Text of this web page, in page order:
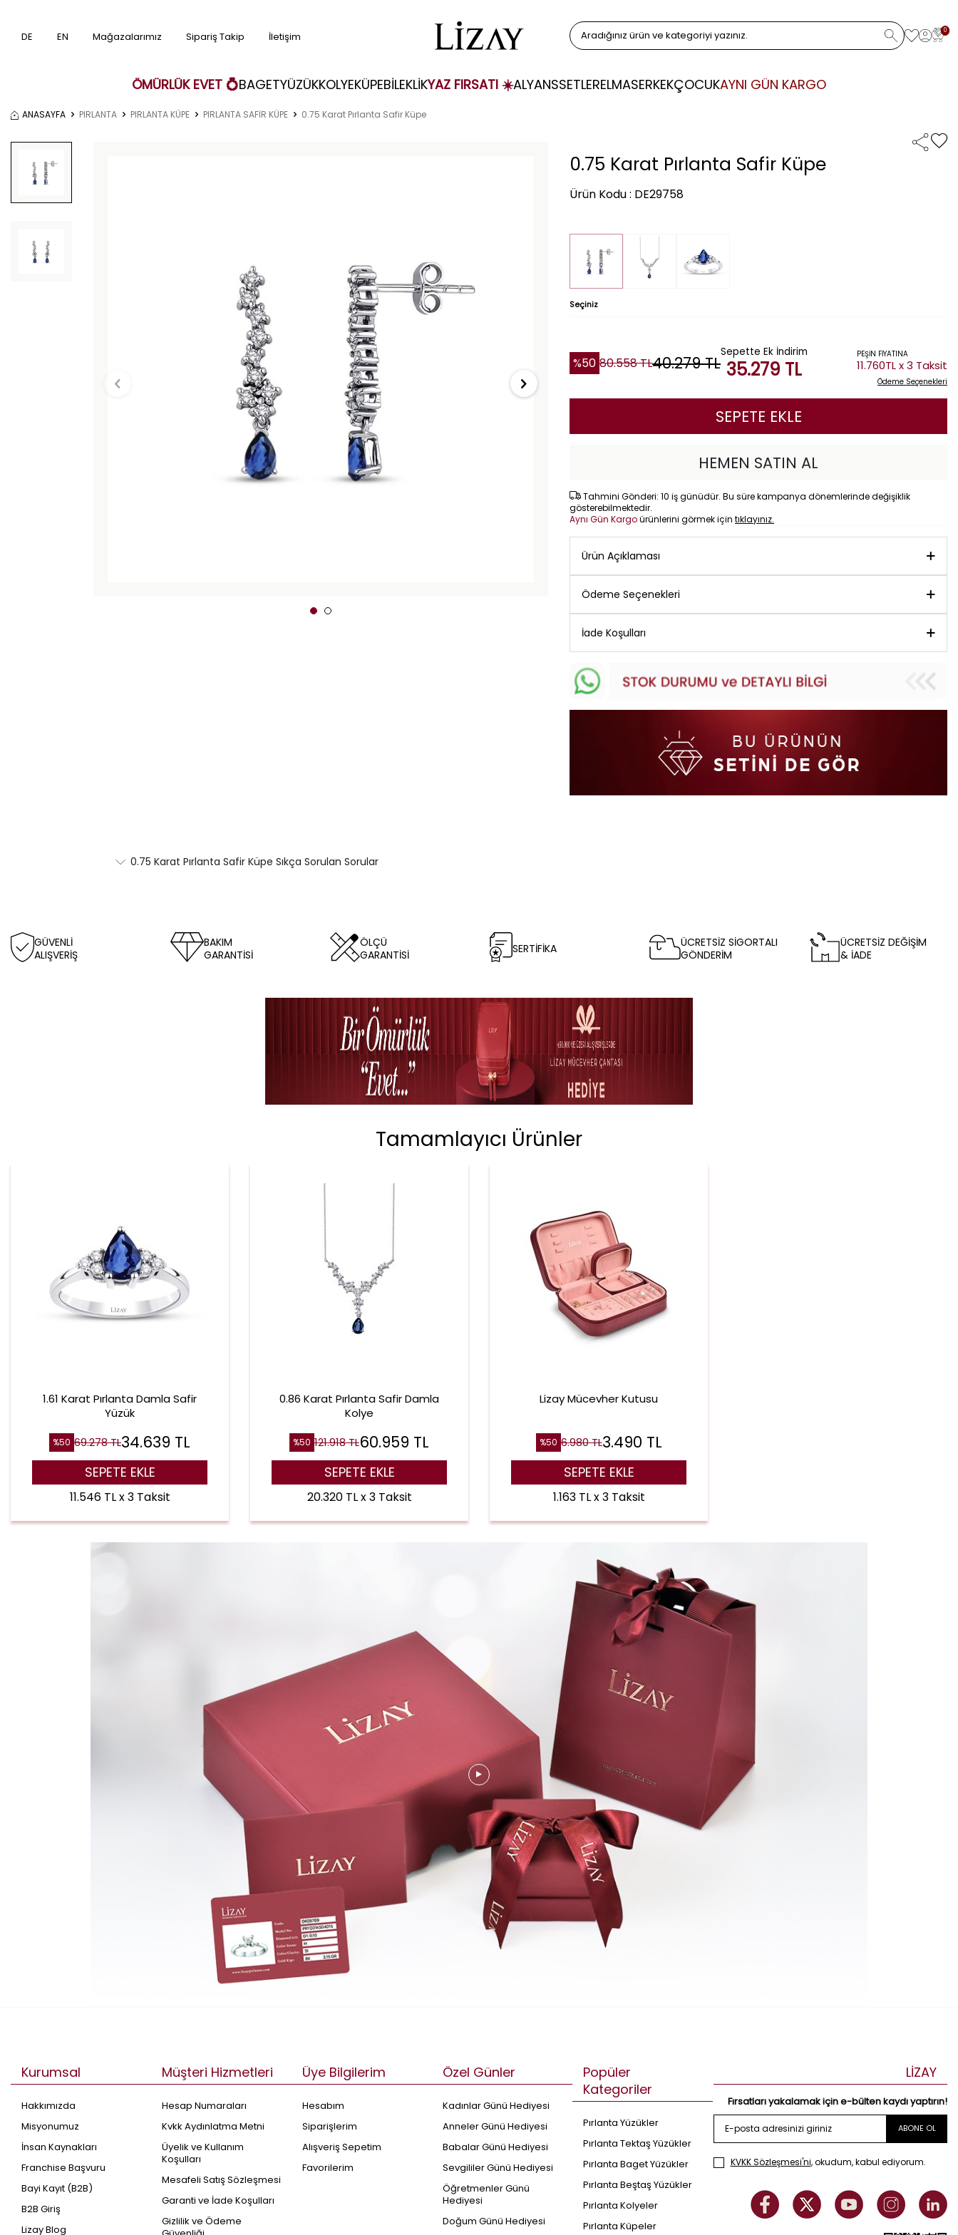
DE EN Mağazalarımız Sipariş Takip İletişim 0
ÖMÜRLÜK EVET 💍BAGETYÜZÜKKOLYEKÜPEBİLEKLİKYAZ FIRSATI ☀️ALYANSSETLERELMASERKEKÇOCUKAYNI GÜN KARGO
ANASAYFA PIRLANTA PIRLANTA KÜPE PIRLANTA SAFİR KÜPE 0.75 Karat Pırlanta Safir Küpe
0.75 Karat Pırlanta Safir Küpe
Ürün Kodu : DE29758
Seçiniz
%50 80.558TL40.279TL
Sepette Ek İndirim
35.279 TL
PEŞİN FİYATINA
11.760TL x 3 Taksit
Ödeme Seçenekleri
SEPETE EKLE
HEMEN SATIN AL
Tahmini Gönderi: 10 iş günüdür. Bu süre kampanya dönemlerinde değişiklik
gösterebilmektedir.
Aynı Gün Kargoürünlerini görmek için tıklayınız.
Ürün Açıklaması
Ödeme Seçenekleri
İade Koşulları
0.75 Karat Pırlanta Safir Küpe Sıkça Sorulan Sorular
GÜVENLİ
ALIŞVERİŞ
BAKIM
GARANTİSİ
ÖLÇÜ
GARANTİSİ
SERTİFİKA
ÜCRETSİZ SİGORTALI
GÖNDERİM
ÜCRETSİZ DEĞİŞİM
& İADE
Tamamlayıcı Ürünler
1.61 Karat Pırlanta Damla Safir
Yüzük
%50 69.278TL34.639 TL
SEPETE EKLE
11.546 TL x 3 Taksit
0.86 Karat Pırlanta Safir Damla
Kolye
%50 121.918TL60.959 TL
SEPETE EKLE
20.320 TL x 3 Taksit
Lizay Mücevher Kutusu
%50 6.980TL3.490 TL
SEPETE EKLE
1.163 TL x 3 Taksit
Kurumsal
Hakkımızda
Misyonumuz
İnsan Kaynakları
Franchise Başvuru
Bayi Kayıt (B2B)
B2B Giriş
Lizay Blog
Müşteri Hizmetleri
Hesap Numaraları
Kvkk Aydınlatma Metni
Üyelik ve Kullanım
Koşulları
Mesafeli Satış Sözleşmesi
Garanti ve İade Koşulları
Gizlilik ve Ödeme
Üye Bilgilerim
Hesabım
Siparişlerim
Alışveriş Sepetim
Favorilerim
Özel Günler
Kadınlar Günü Hediyesi
Anneler Günü Hediyesi
Babalar Günü Hediyesi
Sevgililer Günü Hediyesi
Öğretmenler Günü
Hediyesi
Doğum Günü Hediyesi
Popüler
Kategoriler
Pırlanta Yüzükler
Pırlanta Tektaş Yüzükler
Pırlanta Baget Yüzükler
Pırlanta Beştaş Yüzükler
Pırlanta Kolyeler
Pırlanta Küpeler
LİZAY
Fırsatları yakalamak için e-bülten kaydı yaptırın!
ABONE OL
KVKK Sözleşmesi'ni, okudum, kabul ediyorum.